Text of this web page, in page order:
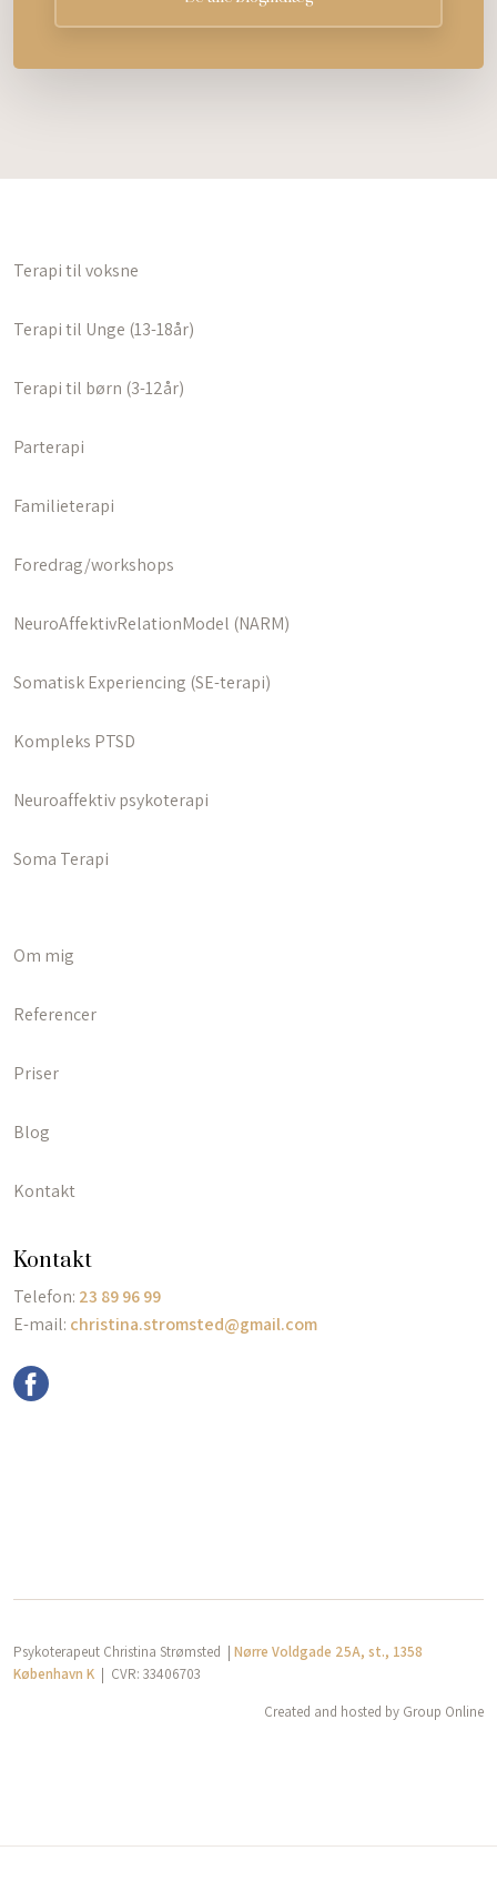
Terapi til voksne
Terapi til Unge (13-18år)
Terapi til børn (3-12år)
Parterapi
Familieterapi
Foredrag/workshops
NeuroAffektivRelationModel (NARM)
Somatisk Experiencing (SE-terapi)
Kompleks PTSD
Neuroaffektiv psykoterapi
Soma Terapi
Om mig
Referencer
Priser
Blog
Kontakt
​Kontakt
​Telefon: 23 89 96 99
E-mail: christina.stromsted@gmail.com
Psykoterapeut Christina Strømsted |Nørre Voldgade 25A, st., 1358
København K | CVR​: 33406703
Created and hosted by Group Online